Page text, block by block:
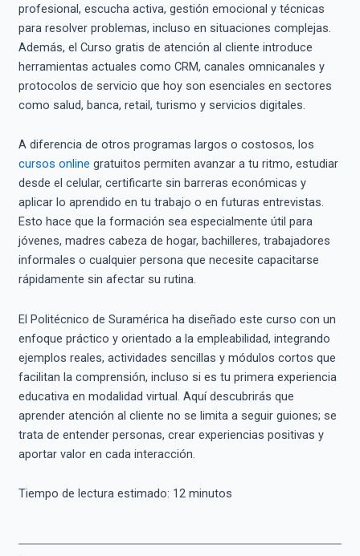
profesional, escucha activa, gestión emocional y técnicas
para resolver problemas, incluso en situaciones complejas.
Además, el Curso gratis de atención al cliente introduce
herramientas actuales como CRM, canales omnicanales y
protocolos de servicio que hoy son esenciales en sectores
como salud, banca, retail, turismo y servicios digitales.
A diferencia de otros programas largos o costosos, los
cursos online gratuitos permiten avanzar a tu ritmo, estudiar
desde el celular, certificarte sin barreras económicas y
aplicar lo aprendido en tu trabajo o en futuras entrevistas.
Esto hace que la formación sea especialmente útil para
jóvenes, madres cabeza de hogar, bachilleres, trabajadores
informales o cualquier persona que necesite capacitarse
rápidamente sin afectar su rutina.
El Politécnico de Suramérica ha diseñado este curso con un
enfoque práctico y orientado a la empleabilidad, integrando
ejemplos reales, actividades sencillas y módulos cortos que
facilitan la comprensión, incluso si es tu primera experiencia
educativa en modalidad virtual. Aquí descubrirás que
aprender atención al cliente no se limita a seguir guiones; se
trata de entender personas, crear experiencias positivas y
aportar valor en cada interacción.
Tiempo de lectura estimado: 12minutos